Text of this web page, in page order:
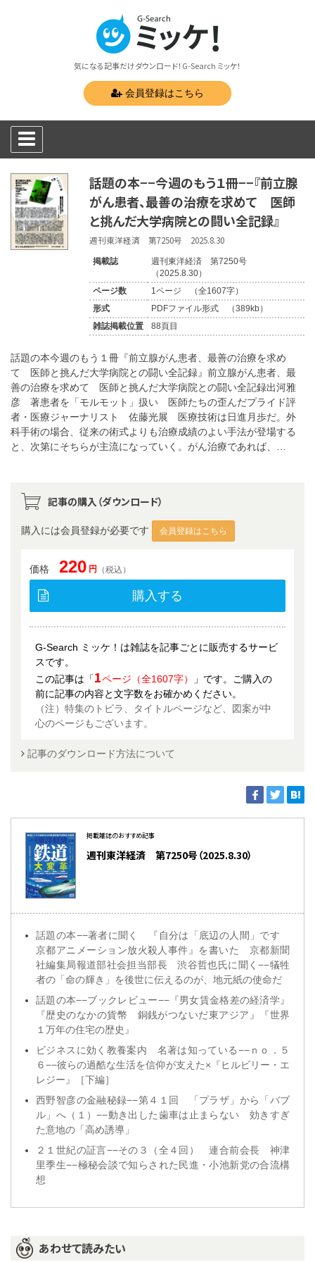
気になる記事だけダウンロード！G-Search ミッケ！
会員登録はこちら
話題の本−−今週のもう１冊−−『前立腺
がん患者、最善の治療を求めて 医師
と挑んだ大学病院との闘い全記録』
週刊東洋経済 第7250号 2025.8.30
掲載誌
週刊東洋経済 第7250号
（2025.8.30）
ページ数
1ページ （全1607字）
形式
PDFファイル形式 （389kb）
雑誌掲載位置
88頁目
話題の本今週のもう１冊『前立腺がん患者、最善の治療を求め
て 医師と挑んだ大学病院との闘い全記録』前立腺がん患者、最
善の治療を求めて 医師と挑んだ大学病院との闘い全記録出河雅
彦 著患者を「モルモット」扱い 医師たちの歪んだプライド評
者・医療ジャーナリスト 佐藤光展 医療技術は日進月歩だ。外
科手術の場合、従来の術式よりも治療成績のよい手法が登場する
と、次第にそちらが主流になっていく。がん治療であれば、…
記事の購入（ダウンロード）
購入には会員登録が必要です 会員登録はこちら
価格 220 円 （税込）
購入する
G-Search ミッケ！は雑誌を記事ごとに販売するサービ
スです。
この記事は「1ページ（全1607字）
」です。ご購入の
前に記事の内容と文字数をお確かめください。
（注）特集のトビラ、タイトルページなど、図案が中
心のページもございます。
記事のダウンロード方法について
掲載雑誌のおすすめ記事
週刊東洋経済 第7250号（2025.8.30）
話題の本−−著者に聞く 『自分は「底辺の人間」です
京都アニメーション放火殺人事件』を書いた 京都新聞
社編集局報道部社会担当部長 渋谷哲也氏に聞く−−犠牲
者の「命の輝き」を後世に伝えるのが、地元紙の使命だ
話題の本−−ブックレビュー−−『男女賃金格差の経済学』
『歴史のなかの貨幣 銅銭がつないだ東アジア』『世界
１万年の住宅の歴史』
ビジネスに効く教養案内 名著は知っている−−ｎｏ．５
６−−彼らの過酷な生活を信仰が支えた×『ヒルビリー・エ
レジー』［下編］
西野智彦の金融秘録−−第４１回 「プラザ」から「バブ
ル」へ（１）−−動き出した歯車は止まらない 効きすぎ
た意地の「高め誘導」
２１世紀の証言−−その３（全４回） 連合前会長 神津
里季生−−極秘会談で知らされた民進・小池新党の合流構
想
あわせて読みたい